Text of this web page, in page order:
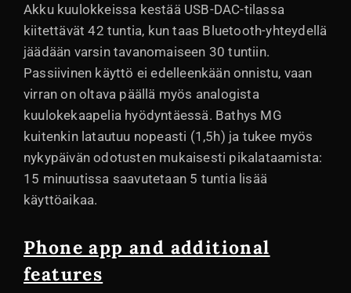
Akku kuulokkeissa kestää USB-DAC-tilassa
kiitettävät 42 tuntia, kun taas Bluetooth-yhteydellä
jäädään varsin tavanomaiseen 30 tuntiin.
Passiivinen käyttö ei edelleenkään onnistu, vaan
virran on oltava päällä myös analogista
kuulokekaapelia hyödyntäessä. Bathys MG
kuitenkin latautuu nopeasti (1,5h) ja tukee myös
nykypäivän odotusten mukaisesti pikalataamista:
15 minuutissa saavutetaan 5 tuntia lisää
käyttöaikaa.
Phone app and additional
features